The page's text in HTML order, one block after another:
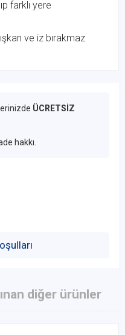
farklı yere
ve iz bırakmaz
ÜCRETSİZ
hakkı.
diğer ürünler